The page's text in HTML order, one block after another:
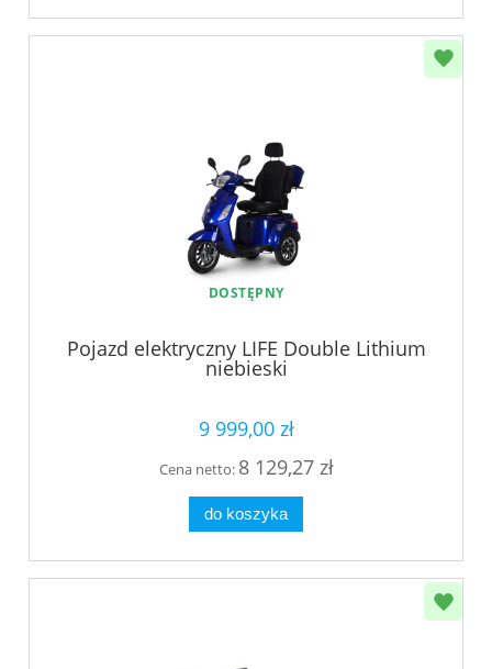
DOSTĘPNY
Pojazd elektryczny LIFE Double Lithium
niebieski
9 999,00 zł
Cena netto: 8 129,27 zł
do koszyka